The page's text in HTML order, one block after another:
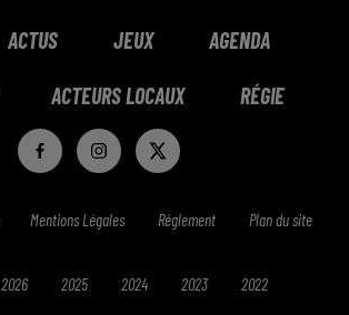
ACTUS JEUX AGENDA
ACTEURS LOCAUX RÉGIE
Mentions Légales Réglement Plan du site
2026 2025 2024 2023 2022